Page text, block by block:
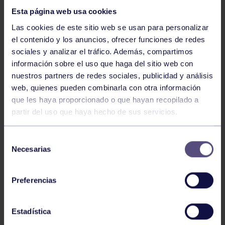
Esta página web usa cookies
Las cookies de este sitio web se usan para personalizar
el contenido y los anuncios, ofrecer funciones de redes
sociales y analizar el tráfico. Además, compartimos
información sobre el uso que haga del sitio web con
nuestros partners de redes sociales, publicidad y análisis
web, quienes pueden combinarla con otra información
que les haya proporcionado o que hayan recopilado a
partir del uso que haya hecho de sus servicios.
Necesarias
Preferencias
Estadística
Balonmano 25 May 2026
LEO CARDELI, CONVOCADO CON
ESPAÑA
Balonmano